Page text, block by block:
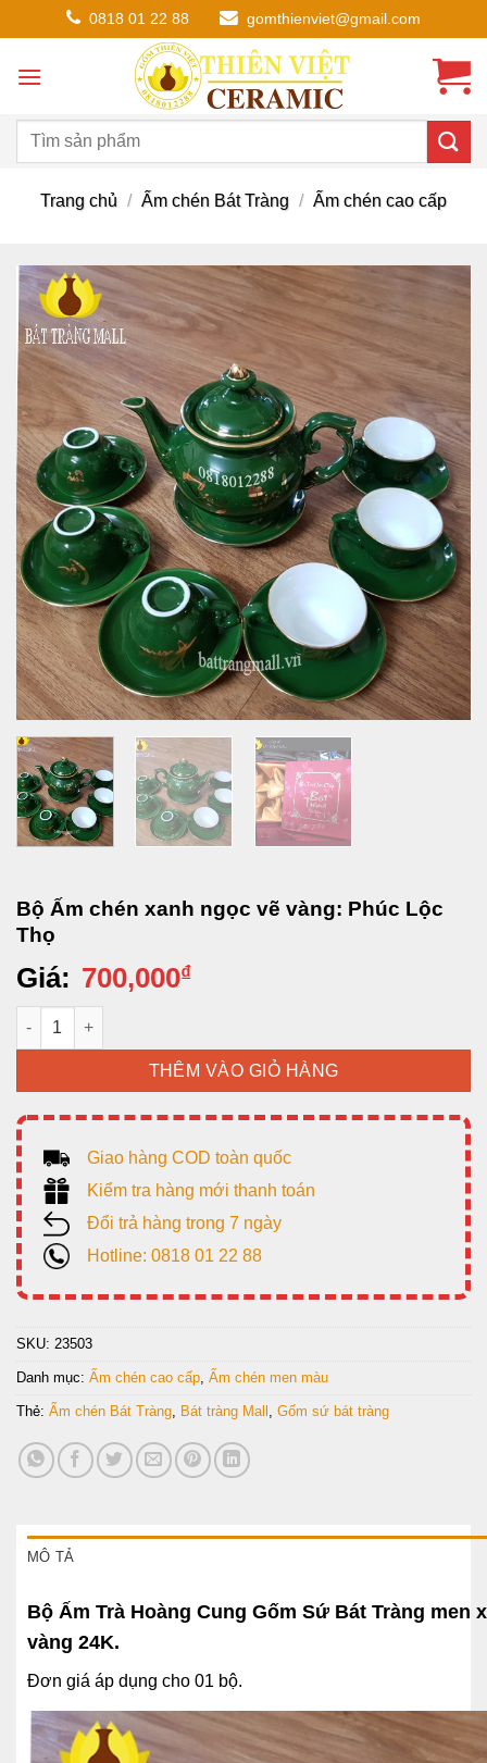
đến
nội
0818 01 22 88 gomthienviet@gmail.com
Trang chủ / Ấm chén Bát Tràng / Ấm chén cao cấp
Bộ Ấm chén xanh ngọc vẽ vàng: Phúc Lộc
Thọ
Giá: 700,000₫
Bộ Ấm chén xanh ngọc vẽ vàng: Phúc Lộc Thọ số lượng
THÊM VÀO GIỎ HÀNG
Giao hàng COD toàn quốc
Kiểm tra hàng mới thanh toán
Đổi trả hàng trong 7 ngày
Hotline: 0818 01 22 88
SKU: 23503
Danh mục: Ấm chén cao cấp Ấm chén men màu
Thẻ: Ấm chén Bát Tràng Bát tràng Mall Gốm sứ bát tràng
MÔ TẢ
Bộ Ấm Trà Hoàng Cung Gốm Sứ Bát Tràng men
vàng 24K.
Đơn giá áp dụng cho 01 bộ.